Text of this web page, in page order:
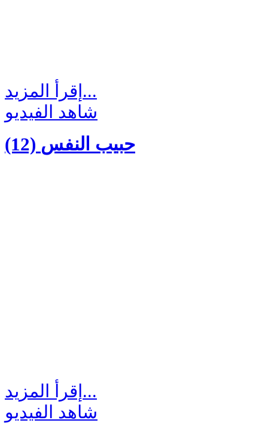
إقرأ المزيد...
شاهد الفيديو
(12) حبيب النفس
إقرأ المزيد...
شاهد الفيديو